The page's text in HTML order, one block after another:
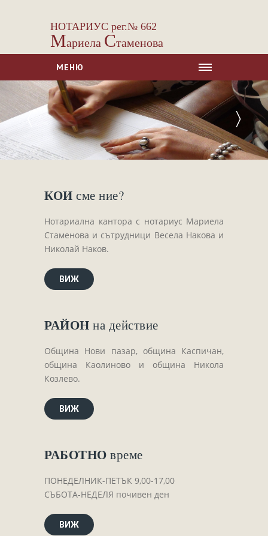
НОТАРИУС рег.№ 662
Мариела Стаменова
МЕНЮ
НАЧАЛО
ЗА НАС
УСЛУГИ
Сделки с недвижими имоти
Ипотеки
Нотариални покани
Констативни протоколи
Завещания
Изготвяне на документи
БЛАНКИ
ТАКСИ
ПОЛЕЗНА ИНФОРМАЦИЯ
КОНТАКТИ
〈 〉
КОИ сме ние?
Нотариална кантора с нотариус Мариела
Стаменова и сътрудници Весела Накова и
Николай Наков.
ВИЖ
РАЙОН на действие
Община Нови пазар, община Каспичан,
община Каолиново и община Никола
Козлево.
ВИЖ
РАБОТНО време
ПОНЕДЕЛНИК-ПЕТЪК 9,00-17,00
СЪБОТА-НЕДЕЛЯ почивен ден
ВИЖ